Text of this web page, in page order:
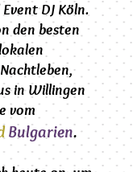
Event DJ Köln.
den besten
in Willingen
vom
Bulgarien.